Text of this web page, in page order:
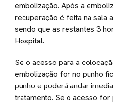
embolização. Após a
recuperação é feita na sala
sendo que as restantes 3
Hospital.
Se o acesso para a
embolização for no punho
punho e poderá andar
tratamento. Se o acesso for